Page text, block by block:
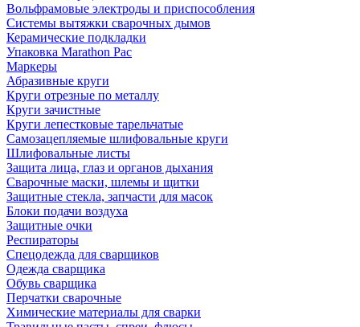
Вольфрамовые электроды и приспособления
Системы вытяжки сварочных дымов
Керамические подкладки
Упаковка Marathon Pac
Маркеры
Абразивные круги
Круги отрезные по металлу
Круги зачистные
Круги лепестковые тарельчатые
Самозацепляемые шлифовальные круги
Шлифовальные листы
Защита лица, глаз и органов дыхания
Сварочные маски, шлемы и щитки
Защитные стекла, запчасти для масок
Блоки подачи воздуха
Защитные очки
Респираторы
Спецодежда для сварщиков
Одежда сварщика
Обувь сварщика
Перчатки сварочные
Химические материалы для сварки